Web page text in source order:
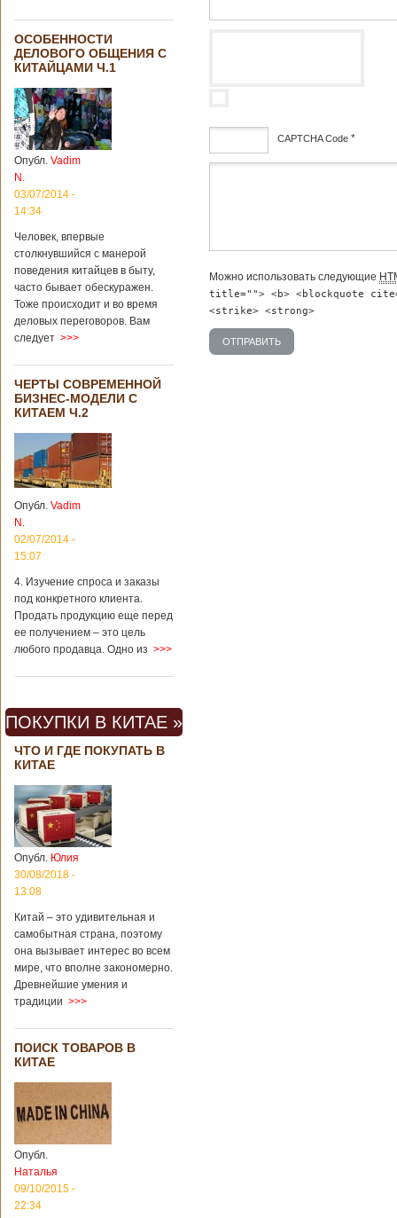
ОСОБЕННОСТИ
ДЕЛОВОГО ОБЩЕНИЯ С
КИТАЙЦАМИ Ч.1
Опубл. Vadim
N.
03/07/2014 -
14:34
Человек, впервые
столкнувшийся с манерой
поведения китайцев в быту,
часто бывает обескуражен.
Тоже происходит и во время
деловых переговоров. Вам
следует >>>
ЧЕРТЫ СОВРЕМЕННОЙ
БИЗНЕС-МОДЕЛИ С
КИТАЕМ Ч.2
Опубл. Vadim
N.
02/07/2014 -
15:07
4. Изучение спроса и заказы
под конкретного клиента.
Продать продукцию еще перед
ее получением – это цель
любого продавца. Одно из >>>
ПОКУПКИ В КИТАЕ »
ЧТО И ГДЕ ПОКУПАТЬ В
КИТАЕ
Опубл. Юлия
30/08/2018 -
13:08
Китай – это удивительная и
самобытная страна, поэтому
она вызывает интерес во всем
мире, что вполне закономерно.
Древнейшие умения и
традиции >>>
ПОИСК ТОВАРОВ В
КИТАЕ
Опубл.
Наталья
09/10/2015 -
22:34
CAPTCHA Code *
Можно использовать следующие
title=""> <b> <blockquote
<strike> <strong>